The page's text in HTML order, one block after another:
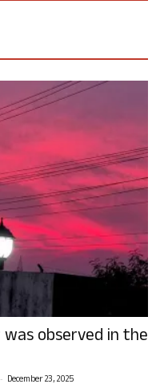
observed in the
- December 23, 2025